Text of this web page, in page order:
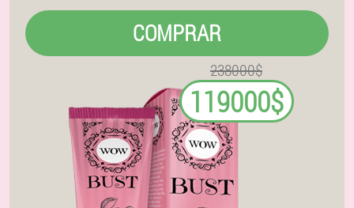
COMPRAR
238000$
119000$